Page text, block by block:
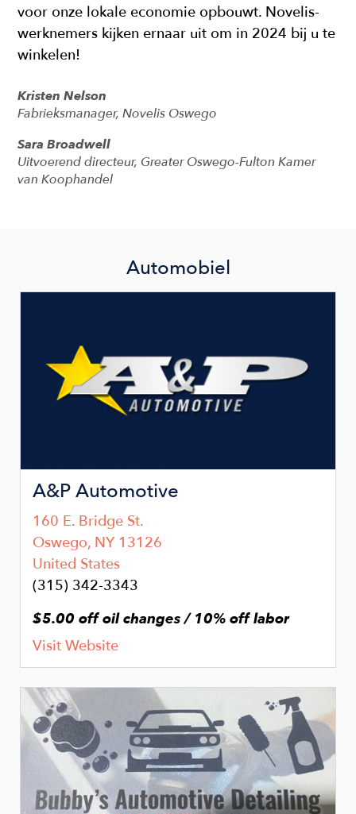
voor onze lokale economie opbouwt. Novelis-
werknemers kijken ernaar uit om in 2024 bij u te
winkelen!
Kristen Nelson
Fabrieksmanager, Novelis Oswego
Sara Broadwell
Uitvoerend directeur, Greater Oswego-Fulton Kamer
van Koophandel
Automobiel
A&P Automotive
160 E. Bridge St.
Oswego, NY 13126
United States
(315) 342-3343
$5.00 off oil changes / 10% off labor
Visit Website
Image